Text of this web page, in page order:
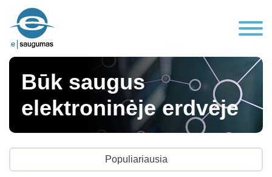
Būk saugus
elektroninėje erdvėje
Populiariausia